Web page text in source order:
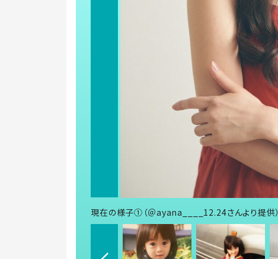
現在の様子①（＠ayana____12.24さんより提供）